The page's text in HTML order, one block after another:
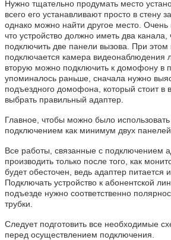
Нужно тщательно продумать место
всего его устанавливают просто в стену
однако можно найти другое место. Очень
что устройство должно иметь два
подключить две панели вызова. При этом
подключается камера видеонаблюдения
вторую можно подключить к домофону в
упоминалось раньше, сначала нужно
подъездного домофона, который стоит
выбрать правильный адаптер.
Главное, чтобы можно было
подключением как минимум двух панелей
Все работы, связанные с подключением
производить только после того, как
будет обесточен, ведь адаптер питается
Подключать устройство к абонентской
подъезде нужно соответственно
трубки.
Следует подготовить все необходимые
перед осуществлением подключения.